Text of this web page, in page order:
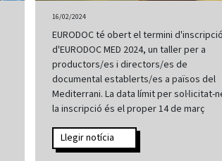
16/02/2024
EURODOC té obert el termini d'inscripció
d'EURODOC MED 2024, un taller per a
productors/es i directors/es de
documental establerts/es a països del
Mediterrani. La data límit per sol·licitat-
la inscripció és el proper 14 de març
Llegir notícia